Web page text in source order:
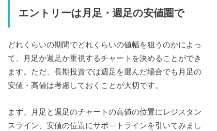
エントリーは月足・週足の安値圏で
どれくらいの期間でどれくらいの値幅を狙うのかによっ
て、月足か週足か重視するチャートを決めることができ
ます。ただ、長期投資では週足を選んだ場合でも月足の
安値・高値は考慮しておくことが大切です。
まず、月足と週足のチャートの高値の位置にレジスタン
スライン、安値の位置にサポ―トラインを引いてみまし